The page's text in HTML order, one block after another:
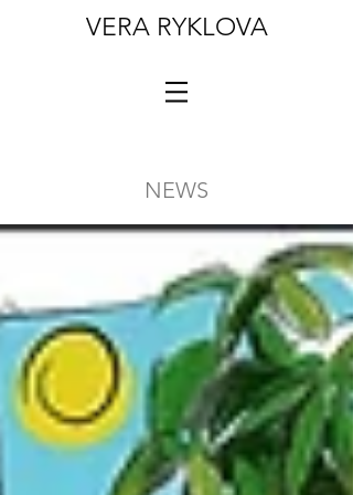
VERA RYKLOVA
NEWS